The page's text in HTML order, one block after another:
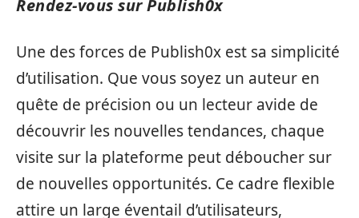
Rendez-vous sur Publish0x
Une des forces de Publish0x est sa simplicité
d’utilisation. Que vous soyez un auteur en
quête de précision ou un lecteur avide de
découvrir les nouvelles tendances, chaque
visite sur la plateforme peut déboucher sur
de nouvelles opportunités. Ce cadre flexible
attire un large éventail d’utilisateurs,